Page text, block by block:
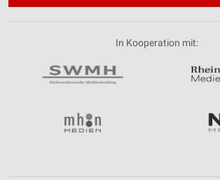
In Kooperation mit: